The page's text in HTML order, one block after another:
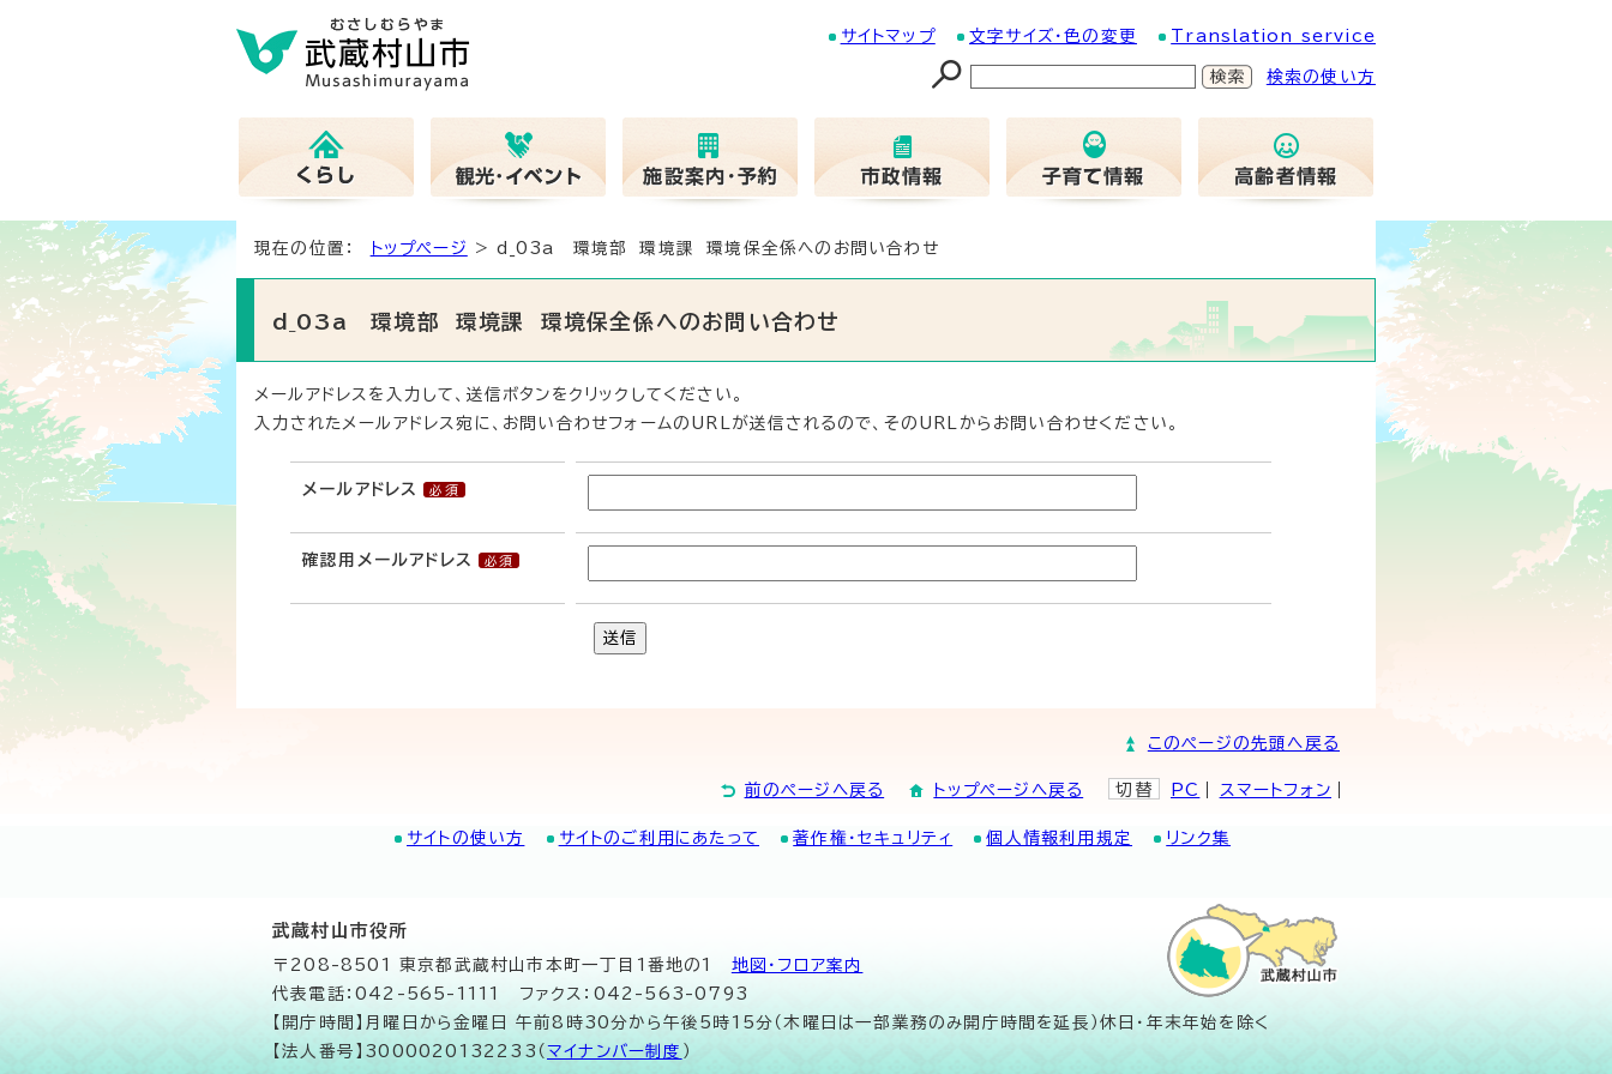
サイトマップ 文字サイズ・色の変更 Translation service
検索の使い方
現在の位置： トップページ > d_03a 環境部 環境課 環境保全係へのお問い合わせ
d_03a 環境部 環境課 環境保全係へのお問い合わせ
メールアドレスを入力して、送信ボタンをクリックしてください。
入力されたメールアドレス宛に、お問い合わせフォームのURLが送信されるので、そのURLからお問い合わせください。
メールアドレス
確認用メールアドレス
送信
このページの先頭へ戻る
前のページへ戻る トップページへ戻る 切替 PC スマートフォン
サイトの使い方 サイトのご利用にあたって 著作権・セキュリティ 個人情報利用規定 リンク集
武蔵村山市役所
〒208-8501 東京都武蔵村山市本町一丁目1番地の1 地図･フロア案内
代表電話：042-565-1111 ファクス：042-563-0793
【開庁時間】月曜日から金曜日 午前8時30分から午後5時15分（木曜日は一部業務のみ開庁時間を延長）休日・年末年始を除く
【法人番号】3000020132233（ マイナンバー制度 ）